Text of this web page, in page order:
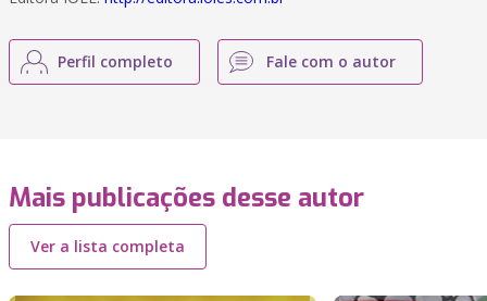
Perfil completo Fale com o autor
Mais publicações desse autor
Ver a lista completa